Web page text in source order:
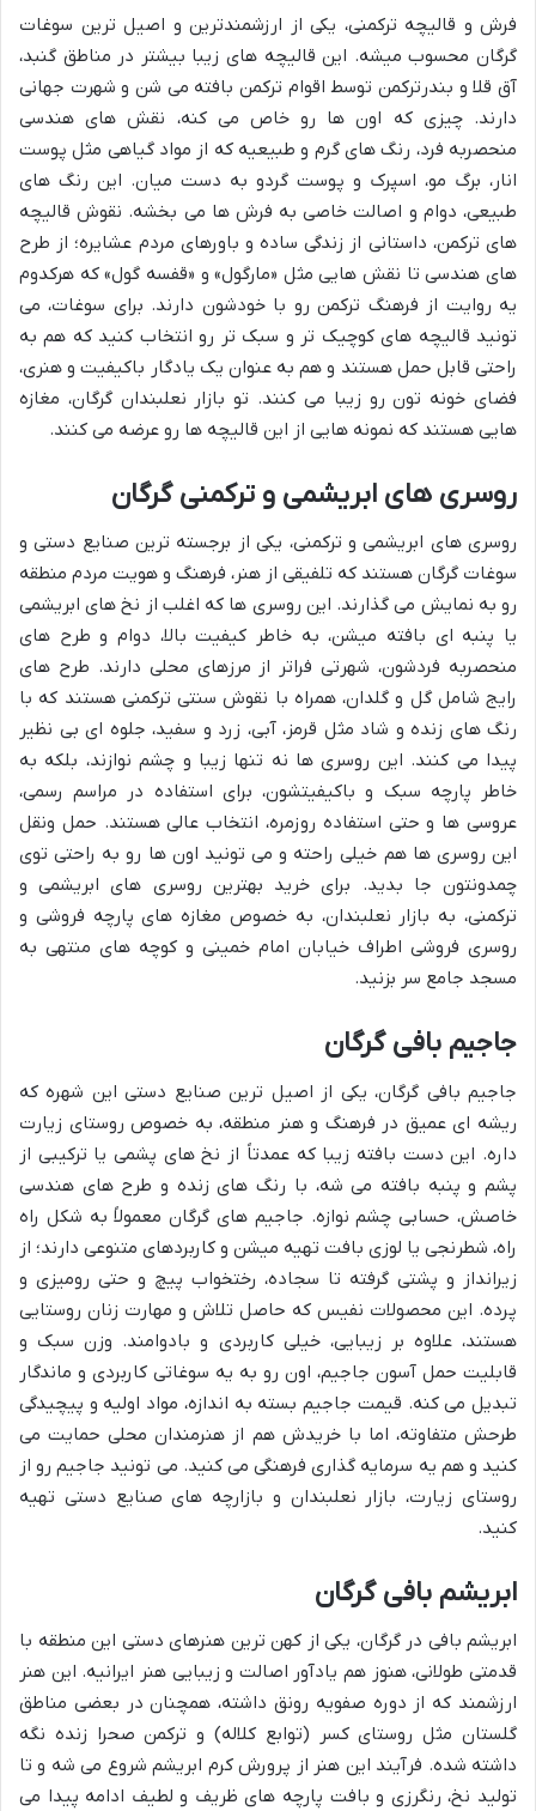
فرش و قالیچه ترکمنی، یکی از ارزشمندترین و اصیل ترین سوغات
گرگان محسوب میشه. این قالیچه های زیبا بیشتر در مناطق گنبد،
آق قلا و بندرترکمن توسط اقوام ترکمن بافته می شن و شهرت جهانی
دارند. چیزی که اون ها رو خاص می کنه، نقش های هندسی
منحصربه فرد، رنگ های گرم و طبیعیه که از مواد گیاهی مثل پوست
انار، برگ مو، اسپرک و پوست گردو به دست میان. این رنگ های
طبیعی، دوام و اصالت خاصی به فرش ها می بخشه. نقوش قالیچه
های ترکمن، داستانی از زندگی ساده و باورهای مردم عشایره؛ از طرح
های هندسی تا نقش هایی مثل «مارگول» و «قفسه گول» که هرکدوم
یه روایت از فرهنگ ترکمن رو با خودشون دارند. برای سوغات، می
تونید قالیچه های کوچیک تر و سبک تر رو انتخاب کنید که هم به
راحتی قابل حمل هستند و هم به عنوان یک یادگار باکیفیت و هنری،
فضای خونه تون رو زیبا می کنند. تو بازار نعلبندان گرگان، مغازه
هایی هستند که نمونه هایی از این قالیچه ها رو عرضه می کنند.
روسری های ابریشمی و ترکمنی گرگان
روسری های ابریشمی و ترکمنی، یکی از برجسته ترین صنایع دستی و
سوغات گرگان هستند که تلفیقی از هنر، فرهنگ و هویت مردم منطقه
رو به نمایش می گذارند. این روسری ها که اغلب از نخ های ابریشمی
یا پنبه ای بافته میشن، به خاطر کیفیت بالا، دوام و طرح های
منحصربه فردشون، شهرتی فراتر از مرزهای محلی دارند. طرح های
رایج شامل گل و گلدان، همراه با نقوش سنتی ترکمنی هستند که با
رنگ های زنده و شاد مثل قرمز، آبی، زرد و سفید، جلوه ای بی نظیر
پیدا می کنند. این روسری ها نه تنها زیبا و چشم نوازند، بلکه به
خاطر پارچه سبک و باکیفیتشون، برای استفاده در مراسم رسمی،
عروسی ها و حتی استفاده روزمره، انتخاب عالی هستند. حمل ونقل
این روسری ها هم خیلی راحته و می تونید اون ها رو به راحتی توی
چمدونتون جا بدید. برای خرید بهترین روسری های ابریشمی و
ترکمنی، به بازار نعلبندان، به خصوص مغازه های پارچه فروشی و
روسری فروشی اطراف خیابان امام خمینی و کوچه های منتهی به
مسجد جامع سر بزنید.
جاجیم بافی گرگان
جاجیم بافی گرگان، یکی از اصیل ترین صنایع دستی این شهره که
ریشه ای عمیق در فرهنگ و هنر منطقه، به خصوص روستای زیارت
داره. این دست بافته زیبا که عمدتاً از نخ های پشمی یا ترکیبی از
پشم و پنبه بافته می شه، با رنگ های زنده و طرح های هندسی
خاصش، حسابی چشم نوازه. جاجیم های گرگان معمولاً به شکل راه
راه، شطرنجی یا لوزی بافت تهیه میشن و کاربردهای متنوعی دارند؛ از
زیرانداز و پشتی گرفته تا سجاده، رختخواب پیچ و حتی رومیزی و
پرده. این محصولات نفیس که حاصل تلاش و مهارت زنان روستایی
هستند، علاوه بر زیبایی، خیلی کاربردی و بادوامند. وزن سبک و
قابلیت حمل آسون جاجیم، اون رو به یه سوغاتی کاربردی و ماندگار
تبدیل می کنه. قیمت جاجیم بسته به اندازه، مواد اولیه و پیچیدگی
طرحش متفاوته، اما با خریدش هم از هنرمندان محلی حمایت می
کنید و هم یه سرمایه گذاری فرهنگی می کنید. می تونید جاجیم رو از
روستای زیارت، بازار نعلبندان و بازارچه های صنایع دستی تهیه
کنید.
ابریشم بافی گرگان
ابریشم بافی در گرگان، یکی از کهن ترین هنرهای دستی این منطقه با
قدمتی طولانی، هنوز هم یادآور اصالت و زیبایی هنر ایرانیه. این هنر
ارزشمند که از دوره صفویه رونق داشته، همچنان در بعضی مناطق
گلستان مثل روستای کسر (توابع کلاله) و ترکمن صحرا زنده نگه
داشته شده. فرآیند این هنر از پرورش کرم ابریشم شروع می شه و تا
تولید نخ، رنگرزی و بافت پارچه های ظریف و لطیف ادامه پیدا می